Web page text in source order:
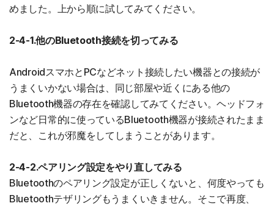
めました。上から順に試してみてください。
2-4-1.他のBluetooth接続を切ってみる
AndroidスマホとPCなどネット接続したい機器との接続が
うまくいかない場合は、同じ部屋や近くにある他の
Bluetooth機器の存在を確認してみてください。ヘッドフォ
ンなど日常的に使っているBluetooth機器が接続されたまま
だと、これが邪魔をしてしまうことがあります。
2-4-2.ペアリング設定をやり直してみる
Bluetoothのペアリング設定が正しくないと、何度やっても
Bluetoothテザリングもうまくいきません。そこで再度、